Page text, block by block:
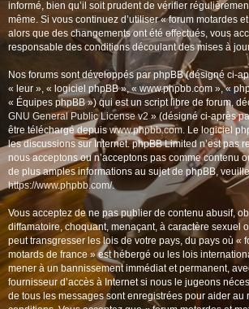
informé, bien qu’il soit prudent de vérifier
même. Si vous continuez d’utiliser « forum motardes
alors que des changements ont été effectués, vous
responsable des conditions découlant des mises à
Nos forums sont développés par phpBB (désigné ci-
« leur », « logiciel phpBB », « www.phpbb.com », «
« Équipes phpBB ») qui est un script libre de forum,
GNU General Public License v2 » (désigné ci-après
être téléchargé depuiswww.phpbb.com. Le logiciel
les discussions sur Internet. phpBB Limited n’est pas
nous acceptons ou n’acceptons pas comme contenu
de plus amples informations au sujet de phpBB,
https://www.phpbb.com/.
Vous acceptez de ne pas publier de contenu abusif,
diffamatoire, choquant, menaçant, à caractère sexuel
peut transgresser les lois de votre pays, du pays où «
motards de france » est hébergé ou les lois
mener à un bannissement immédiat et permanent,
fournisseur d’accès à Internet si nous le jugeons
de tous les messages sont enregistrées pour aider au